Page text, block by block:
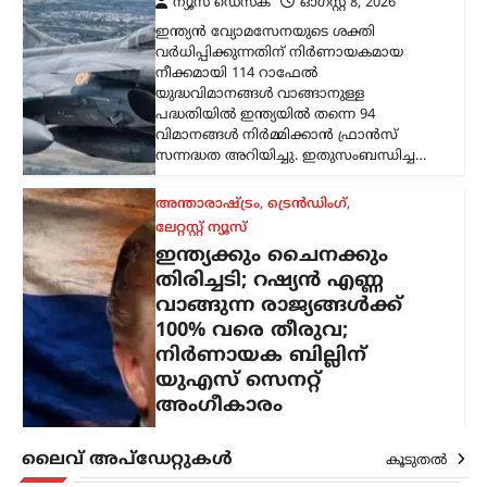
യുഎസ് സെനറ്റ്
അംഗീകാരം
ന്യൂസ് ഡെസ്ക്
ഓഗസ്റ്റ്‌ 8, 2026
റഷ്യയിൽ നിന്ന് എണ്ണയും
പ്രകൃതിവാതകവും വാങ്ങുന്ന
രാജ്യങ്ങൾക്കെതിരെ കടുത്ത
സാമ്പത്തിക നടപടികൾക്ക്
വഴിയൊരുക്കുന്ന ബില്ലിന് യുഎസ്
സെനറ്റ് അംഗീകാരം നൽകി. ഇന്ത്യ,
ചൈന ഉൾപ്പെടെയുള്ള രാജ്യങ്ങൾക്ക്
100…
കേരളം,വാർത്തകൾ
ബെംഗളൂരുവിൽ
കെഎസ്ആർടിസി ബസ്
അപകടം; ഡ്രൈവറും
കണ്ടക്ടറും മരിച്ചു
ബെംഗളൂരുവിൽ കെഎസ്ആർടിസി ബസ്
ലൈവ് അപ്‌ഡേറ്റുകൾ കൂടുതൽ